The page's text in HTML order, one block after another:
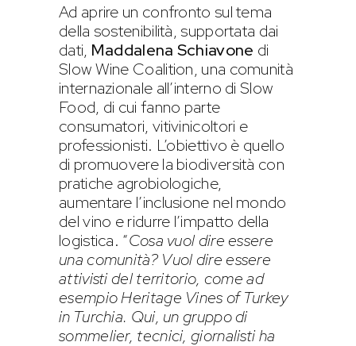
Ad aprire un confronto sul tema
della sostenibilità, supportata dai
dati, Maddalena Schiavone di
Slow Wine Coalition, una comunità
internazionale all’interno di Slow
Food, di cui fanno parte
consumatori, vitivinicoltori e
professionisti. L’obiettivo è quello
di promuovere la biodiversità con
pratiche agrobiologiche,
aumentare l’inclusione nel mondo
del vino e ridurre l’impatto della
logistica. “Cosa vuol dire essere
una comunità? Vuol dire essere
attivisti del territorio, come ad
esempio Heritage Vines of Turkey
in Turchia. Qui, un gruppo di
sommelier, tecnici, giornalisti ha